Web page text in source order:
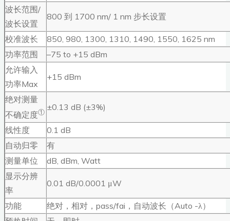
波长范围/
波长设置
800 到 1700 nm/ 1 nm 步长设置
校准波长
850, 980, 1300, 1310, 1490, 1550, 1625 nm
功率范围
–75 to +15 dBm
允许输入
功率Max
+15 dBm
绝对测量
不确定度① ±0.13 dB (±3%)
线性度
0.1 dB
自动归零
有
测量单位
dB, dBm, Watt
显示分辨
率
0.01 dB/0.0001 μW
功能
绝对，相对，pass/fai，自动波长（Auto -λ）